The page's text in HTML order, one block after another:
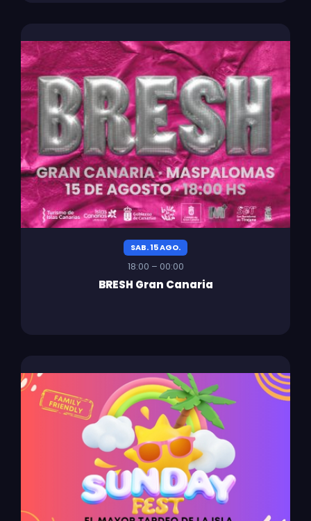
SAB. 15 AGO.
18:00 – 00:00
BRESH Gran Canaria